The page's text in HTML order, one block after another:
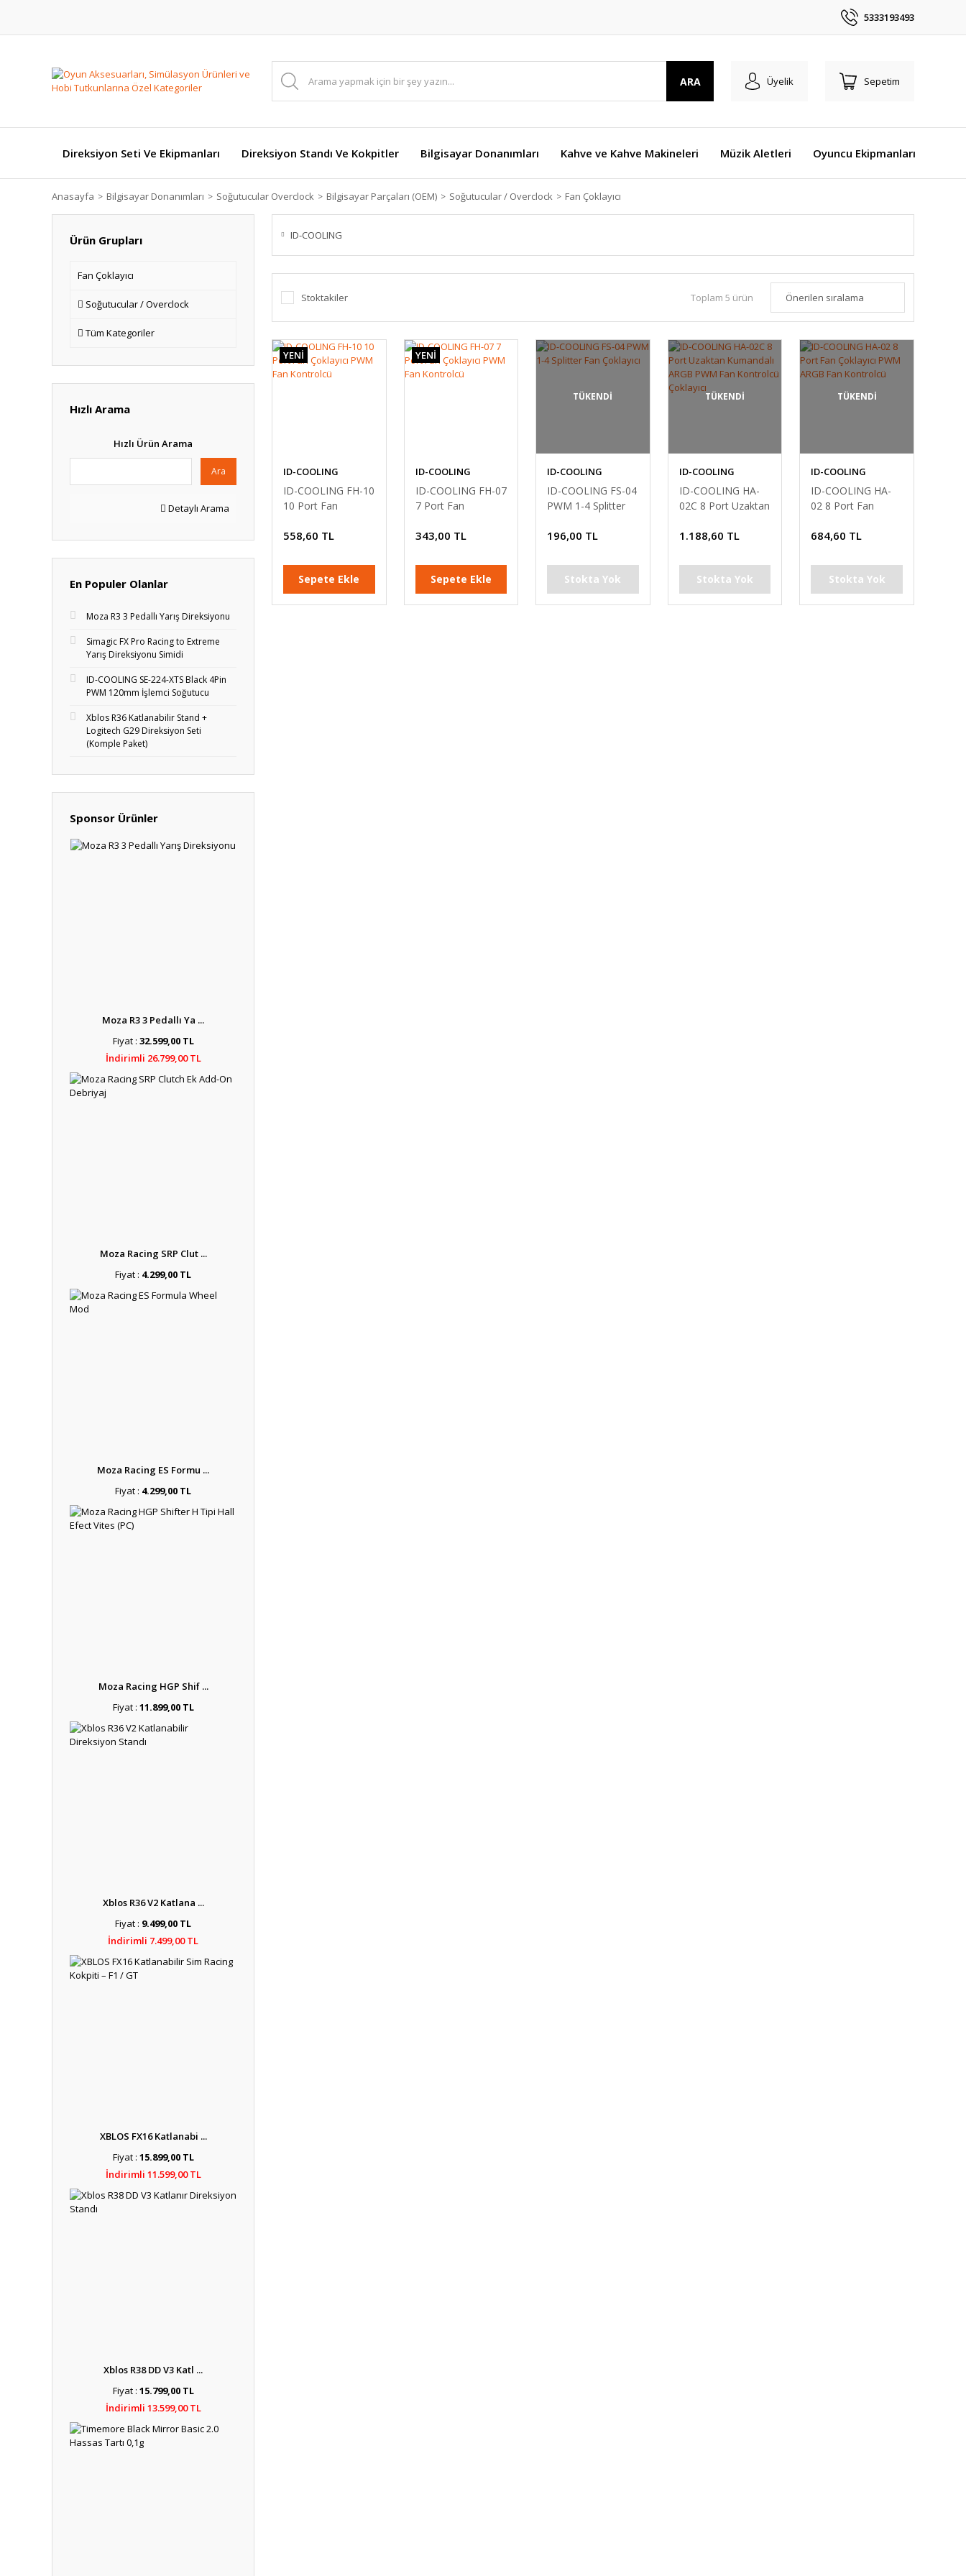
5333193493
ARA Üyelik Sepetim
Direksiyon Seti Ve Ekipmanları Direksiyon Standı Ve Kokpitler Bilgisayar Donanımları Kahve ve Kahve Makineleri Müzik Aletleri Oyuncu Ekipmanları
Anasayfa Bilgisayar Donanımları Soğutucular Overclock Bilgisayar Parçaları (OEM) Soğutucular / Overclock Fan Çoklayıcı
Ürün Grupları
Fan Çoklayıcı
Soğutucular / Overclock
Tüm Kategoriler
Hızlı Arama
Hızlı Ürün Arama
Ara
Detaylı Arama
En Populer Olanlar
Moza R3 3 Pedallı Yarış Direksiyonu
Simagic FX Pro Racing to Extreme
Yarış Direksiyonu Simidi
ID-COOLING SE-224-XTS Black 4Pin
PWM 120mm İşlemci Soğutucu
Xblos R36 Katlanabilir Stand +
Logitech G29 Direksiyon Seti
(Komple Paket)
Sponsor Ürünler
Moza R3 3 Pedallı Ya ...
Fiyat : 32.599,00 TL
İndirimli 26.799,00 TL
Moza Racing SRP Clut ...
Fiyat : 4.299,00 TL
Moza Racing ES Formu ...
Fiyat : 4.299,00 TL
Moza Racing HGP Shif ...
Fiyat : 11.899,00 TL
Xblos R36 V2 Katlana ...
Fiyat : 9.499,00 TL
İndirimli 7.499,00 TL
XBLOS FX16 Katlanabi ...
Fiyat : 15.899,00 TL
İndirimli 11.599,00 TL
Xblos R38 DD V3 Katl ...
Fiyat : 15.799,00 TL
İndirimli 13.599,00 TL
ID-COOLING
Stoktakiler Toplam 5 ürün
YENİ
ID-COOLING
ID-COOLING FH-10
10 Port Fan
Kontrolcü
558,60 TL
Sepete Ekle
YENİ
ID-COOLING
ID-COOLING FH-07
7 Port Fan
Kontrolcü
343,00 TL
Sepete Ekle
TÜKENDİ
ID-COOLING
ID-COOLING FS-04
PWM 1-4 Splitter
196,00 TL
Stokta Yok
TÜKENDİ
ID-COOLING
ID-COOLING HA-
02C 8 Port Uzaktan
PWM Fan
1.188,60 TL
Stokta Yok
TÜKENDİ
ID-COOLING
ID-COOLING HA-
02 8 Port Fan
ARGB Fan
684,60 TL
Stokta Yok